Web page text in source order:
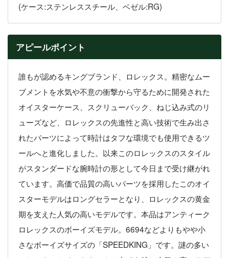
(ケース:ステンレススチール、ベゼル:RG)
アピールポイント
誰もが認めるキングブランド、ロレックス。精密なムー
ブメントを水気や不意の衝撃から守るために開発された
オイスターケース、スクリューバック、ねじ込み式のリ
ューズなど、ロレックスの先進性と高い技術で生み出さ
れたパーツによって時計はタフな環境でも使用できるツ
ールへと進化しました。以来このロレックスのスタイル
がスタンダードな腕時計の形として今日まで受け継がれ
ています。高価で品質の高いパーツを採用したこのオイ
スターモデルはロングセラーとなり、ロレックスの黄金
期を支えた人気の高いモデルです。本品はアンティーク
ロレックスのボーイズモデル。6694などよりもやや小
さなボーイズサイズの「SPEEDKING」です。謎の多い